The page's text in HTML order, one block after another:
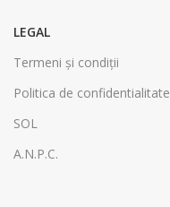
LEGAL
Termeni și condiții
Politica de confidentialitate
SOL
A.N.P.C.